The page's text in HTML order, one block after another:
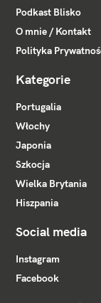
Podkast Blisko
O mnie / Kontakt
Polityka
Kategorie
Portugalia
Włochy
Japonia
Szkocja
Wielka Brytania
Hiszpania
Social media
Instagram
Facebook